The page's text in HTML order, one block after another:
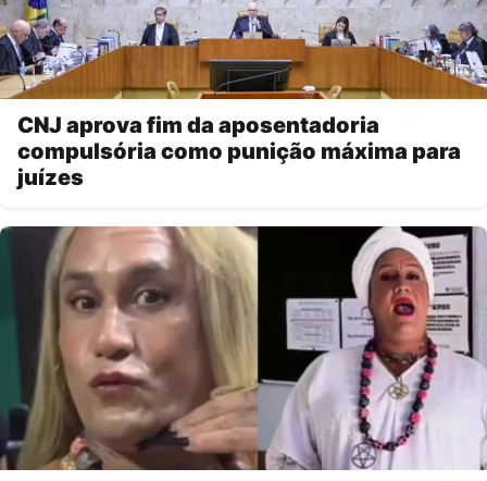
CNJ aprova fim da aposentadoria
compulsória como punição máxima para
juízes